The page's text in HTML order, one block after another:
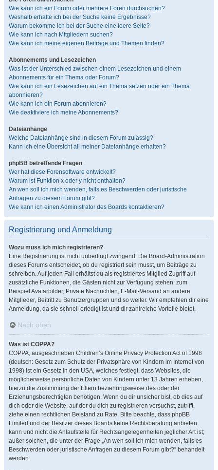
Wie kann ich ein Forum oder mehrere Foren durchsuchen?
Weshalb erhalte ich bei der Suche keine Ergebnisse?
Warum bekomme ich bei der Suche eine leere Seite?
Wie kann ich nach Mitgliedern suchen?
Wie kann ich meine eigenen Beiträge und Themen finden?
Abonnements und Lesezeichen
Was ist der Unterschied zwischen einem Lesezeichen und einem
Abonnements für ein Thema oder Forum?
Wie kann ich ein Lesezeichen auf ein Thema setzen oder ein Thema
abonnieren?
Wie kann ich ein Forum abonnieren?
Wie deaktiviere ich meine Abonnements?
Dateianhänge
Welche Dateianhänge sind in diesem Forum zulässig?
Kann ich eine Übersicht all meiner Dateianhänge erhalten?
phpBB betreffende Fragen
Wer hat diese Forensoftware entwickelt?
Warum ist Funktion x oder y nicht enthalten?
An wen soll ich mich wenden, falls es Beschwerden oder juristische
Anfragen zu diesem Forum gibt?
Wie kann ich einen Administrator des Boards kontaktieren?
Registrierung und Anmeldung
Wozu muss ich mich registrieren?
Eine Registrierung ist nicht unbedingt zwingend. Die Board-Administration
dieses Forums entscheidet, ob du registriert sein musst, um Beiträge zu
schreiben. Auf jeden Fall erhältst du als registriertes Mitglied Zugriff auf
zusätzliche Funktionen, die Gästen nicht zur Verfügung stehen: zum
Beispiel Avatarbilder, Private Nachrichten, E-Mail-Versand an andere
Mitglieder, Beitritt zu Benutzergruppen und so weiter. Wir empfehlen dir eine
Anmeldung, da sie schnell erledigt ist und dir zahlreiche Vorteile bietet.
Nach oben
Was ist COPPA?
COPPA, ausgeschrieben Children’s Online Privacy Protection Act of 1998
(deutsch: Gesetz zum Schutz der Privatsphäre von Kindern im Internet von
1998) ist ein Gesetz in den USA, welches festlegt, dass Websites, die
möglicherweise persönliche Daten von Kindern unter 13 Jahren erheben,
hierzu die Zustimmung der Eltern beziehungsweise des oder der
Erziehungsberechtigten benötigen. Wenn du dir unsicher bist, ob dies auf
dich oder die Website, auf der du dich zu registrieren versuchst, zutrifft,
ziehe einen rechtlichen Beistand zu Rate. Bitte beachte, dass phpBB
Limited und der Besitzer dieses Boards keine Rechtsberatung anbieten
kann und nicht die Anlaufstelle für Rechtsangelegenheiten jeglicher Art ist;
außer solchen, die unter der Frage „An wen soll ich mich wenden, falls es
Beschwerden oder juristische Anfragen zu diesem Forum gibt?“ behandelt
werden.